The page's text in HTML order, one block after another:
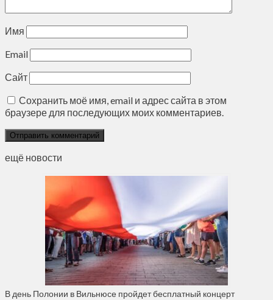
Имя
Email
Сайт
Сохранить моё имя, email и адрес сайта в этом
браузере для последующих моих комментариев.
ещё новости
В день Полонии в Вильнюсе пройдет бесплатный концерт